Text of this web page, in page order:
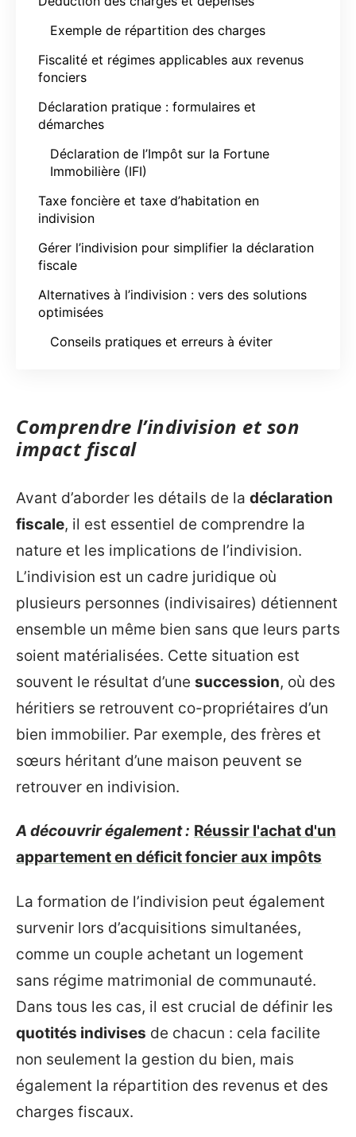
Exemple de répartition des charges
Fiscalité et régimes applicables aux revenus
fonciers
Déclaration pratique : formulaires et
démarches
Déclaration de l’Impôt sur la Fortune
Immobilière (IFI)
Taxe foncière et taxe d’habitation en
indivision
Gérer l’indivision pour simplifier la déclaration
fiscale
Alternatives à l’indivision : vers des solutions
optimisées
Conseils pratiques et erreurs à éviter
Comprendre l’indivision et son
impact fiscal
Avant d’aborder les détails de la déclaration
fiscale, il est essentiel de comprendre la
nature et les implications de l’indivision.
L’indivision est un cadre juridique où
plusieurs personnes (indivisaires) détiennent
ensemble un même bien sans que leurs parts
soient matérialisées. Cette situation est
souvent le résultat d’une succession, où des
héritiers se retrouvent co-propriétaires d’un
bien immobilier. Par exemple, des frères et
sœurs héritant d’une maison peuvent se
retrouver en indivision.
A découvrir également : Réussir l'achat d'un
appartement en déficit foncier aux impôts
La formation de l’indivision peut également
survenir lors d’acquisitions simultanées,
comme un couple achetant un logement
sans régime matrimonial de communauté.
Dans tous les cas, il est crucial de définir les
quotités indivises de chacun : cela facilite
non seulement la gestion du bien, mais
également la répartition des revenus et des
charges fiscaux.